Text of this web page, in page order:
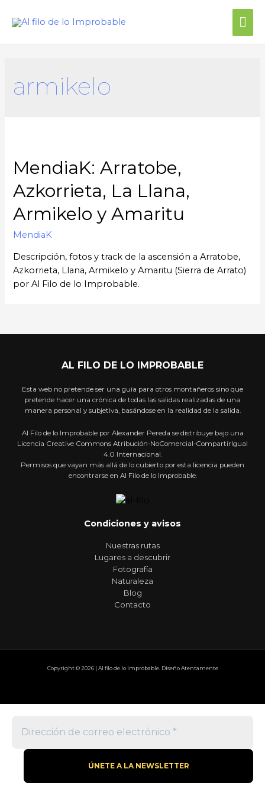
armikelo
MendiaK: Arratobe,
Azkorrieta, La Llana,
Armikelo y Amaritu
MendiaK
Descripción, fotos y track de la ascensión a Arratobe,
Azkorrieta, Llana, Armikelo y Amaritu (Sierra de Arrato)
por Al Filo de lo Improbable.
AL FILO DE LO IMPROBABLE
Esta web no pretende ser una guía para otros montañeros sino que
pretende hacer una crónica de todas las salidas realizadas de una
manera personal y subjetiva, basándose en la realidad de la salida.
Al Filo de lo Improbable por Alexander Pereda se distribuye bajo una
Licencia Creative Commons Atribución-NoComercial-CompartirIgual
4.0 Internacional.
Permisos que vayan más allá de lo cubierto por esta licencia pueden
encontrarse en Al Filo de lo Improbable.
Condiciones y avisos
Nuestras rutas
Lugares a descubrir
Fotografía
Naturaleza
Blog
Contacto
Copyright © 2026 | Al filo de lo Improbable. Diseño Atentamente